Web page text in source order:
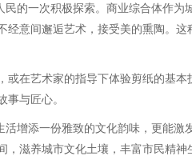
的一次积极探索。商业综合体作
意间邂逅艺术，接受美的熏陶。
在艺术家的指导下体验剪纸的基
与匠心。
增添一份雅致的文化韵味，更能
滋养城市文化土壤，丰富市民精神